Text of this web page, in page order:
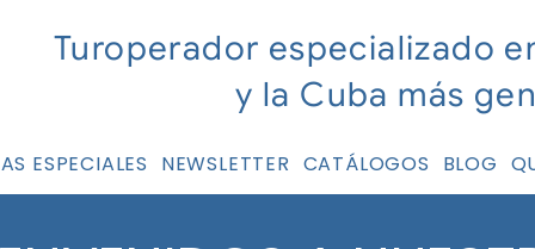
Turoperador especializado
y la Cuba más
ESPECIALES NEWSLETTER CATÁLOGOS BLOG